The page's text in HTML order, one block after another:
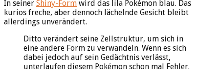
In seiner Shiny-Form wird das lila Pokémon blau. Das
kurios freche, aber dennoch lächelnde Gesicht bleibt
allerdings unverändert.
Ditto verändert seine Zellstruktur, um sich in
eine andere Form zu verwandeln. Wenn es sich
dabei jedoch auf sein Gedächtnis verlässt,
unterlaufen diesem Pokémon schon mal Fehler.